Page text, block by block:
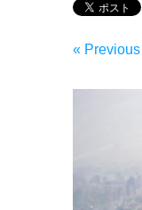
« Previous